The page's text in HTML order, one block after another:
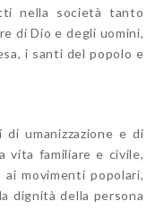
nella società tanto
di Dio e degli uomini,
i santi del popolo e
umanizzazione e di
vita familiare e civile,
movimenti popolari,
dignità della persona